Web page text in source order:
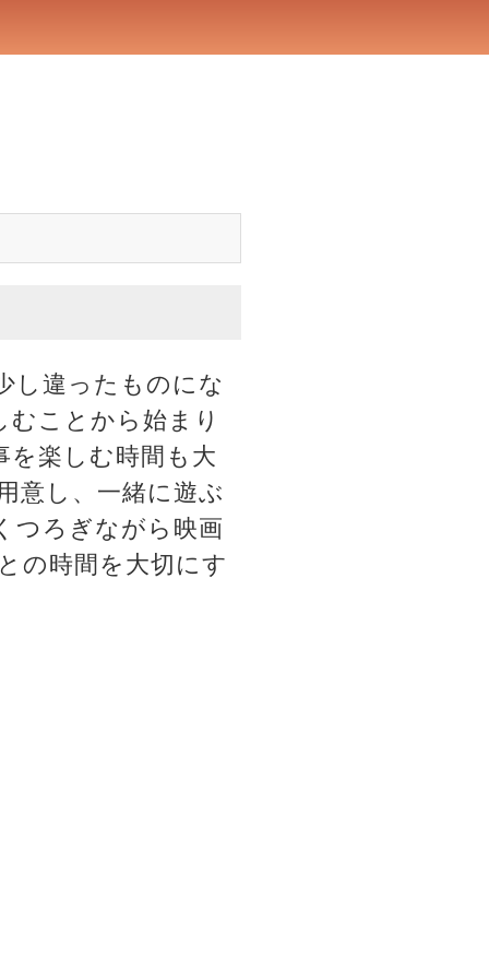
し違ったものにな
むことから始まり
を楽しむ時間も大
意し、一緒に遊ぶ
つろぎながら映画
の時間を大切にす